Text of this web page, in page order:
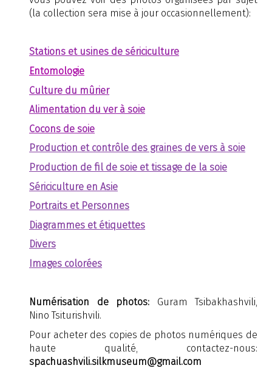
(la collection sera mise à jour occasionnellement):
Stations et usines de sériciculture
Entomologie
Culture du mûrier
Alimentation du ver à soie
Cocons de soie
Production et contrôle des graines de vers à soie
Production de fil de soie et tissage de la soie
Sériciculture en Asie
Portraits et Personnes
Diagrammes et étiquettes
Divers
Images colorées
Numérisation de photos: Guram Tsibakhashvili,
Nino Tsiturishvili.
Pour acheter des copies de photos numériques de
haute qualité, contactez-nous:
spachuashvili.silkmuseum@gmail.com